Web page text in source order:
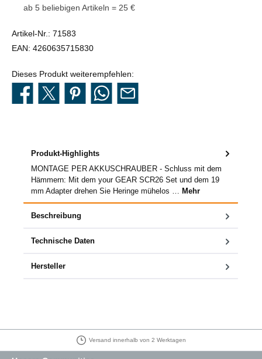
ab 5 beliebigen Artikeln = 25 €
Artikel-Nr.: 71583
EAN: 4260635715830
Dieses Produkt weiterempfehlen:
Produkt-Highlights
MONTAGE PER AKKUSCHRAUBER - Schluss mit dem
Hämmern: Mit dem your GEAR SCR26 Set und dem 19
mm Adapter drehen Sie Heringe mühelos … Mehr
Beschreibung
Technische Daten
Hersteller
Versand innerhalb von 2 Werktagen